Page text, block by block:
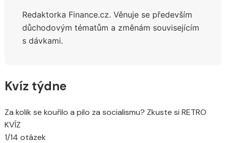
Redaktorka Finance.cz. Věnuje se především
důchodovým tématům a změnám souvisejícím
s dávkami.
Kvíz týdne
Za kolik se kouřilo a pilo za socialismu? Zkuste si RETRO
KVÍZ
1/14 otázek